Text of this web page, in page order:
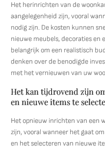
Het herinrichten van de
aangelegenheid zijn, vooral
nodig zijn. De kosten kunnen
nieuwe meubels, decoraties en
belangrijk om een realistisch
denken over de benodigde
met het vernieuwen van uw
Het kan tijdrovend zijn
en nieuwe items te
Het opnieuw inrichten van een
zijn, vooral wanneer het gaat
en het selecteren van nieuwe